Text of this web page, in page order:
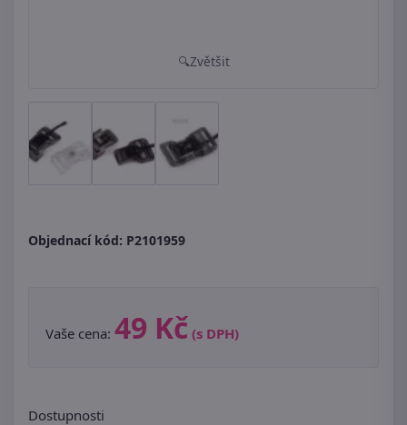
Zvětšit
Objednací kód: P2101959
Vaše cena: 49 Kč (s DPH)
Dostupnosti